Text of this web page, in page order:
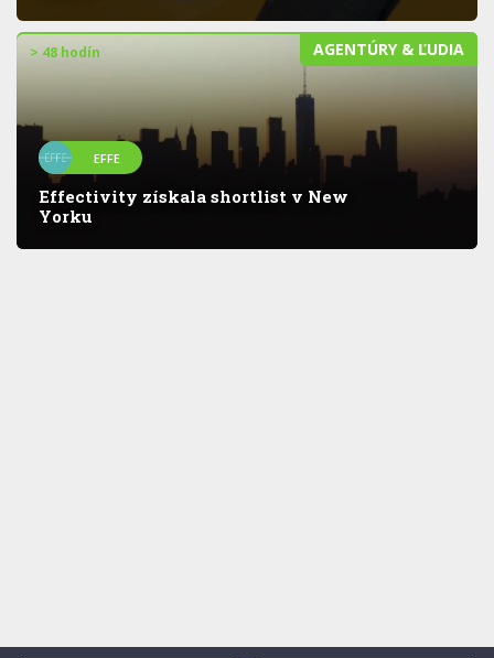
AGENTÚRY & ĽUDIA
> 48 hodín
EFFE
Effectivity získala shortlist v New
Yorku